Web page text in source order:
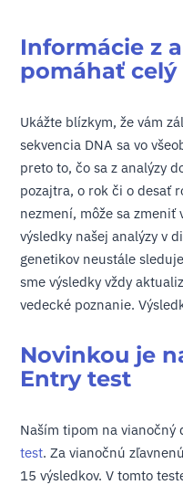
Informácie z
pomáhať celý
Ukážte blízkym, že vám
sekvencia DNA sa vo
preto to, čo sa z analýzy
pozajtra, o rok či o desať
nezmení, môže sa zmeniť
výsledky našej analýzy v
genetikov neustále
sme výsledky vždy
vedecké poznanie.
Novinkou je
Entry test
Naším tipom na vianočný
test. Za vianočnú
15 výsledkov. V tomto